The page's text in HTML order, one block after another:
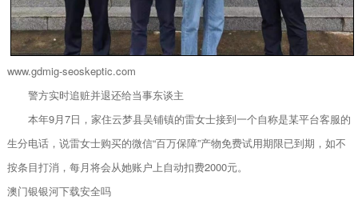
www.gdmig-seoskeptic.com
警方实时追赃并退还给当事东谈主
本年9月7日，家住云梦县吴铺镇的雷女士接到一个自称是某平台客服的
生分电话，说雷女士购买的微信“百万保障”产物免费试用期限已到期，如不
按条目打消，每月将会从她账户上自动扣费2000元。
澳门银银河下载安全吗